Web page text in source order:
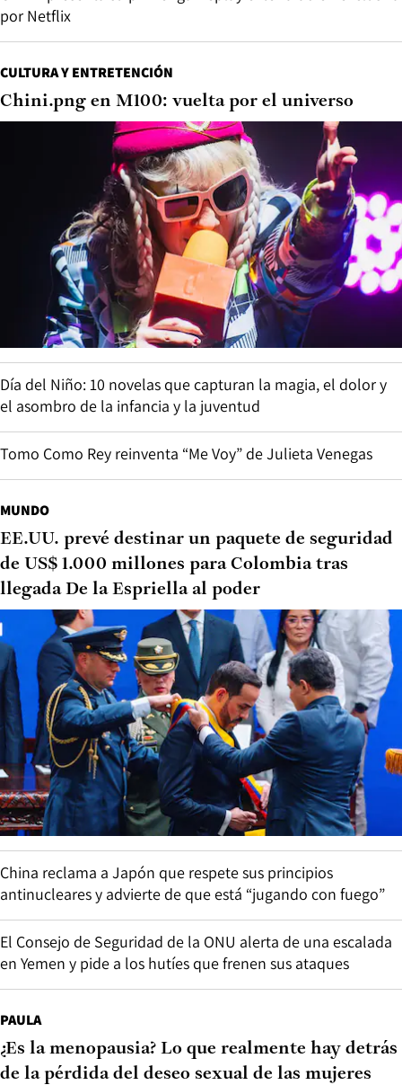
por Netflix
CULTURA Y ENTRETENCIÓN
Chini.png en M100: vuelta por el universo
Día del Niño: 10 novelas que capturan la magia, el dolor y
el asombro de la infancia y la juventud
Tomo Como Rey reinventa “Me Voy” de Julieta Venegas
MUNDO
EE.UU. prevé destinar un paquete de seguridad
de US$ 1.000 millones para Colombia tras
llegada De la Espriella al poder
China reclama a Japón que respete sus principios
antinucleares y advierte de que está “jugando con fuego”
El Consejo de Seguridad de la ONU alerta de una escalada
en Yemen y pide a los hutíes que frenen sus ataques
PAULA
¿Es la menopausia? Lo que realmente hay detrás
de la pérdida del deseo sexual de las mujeres